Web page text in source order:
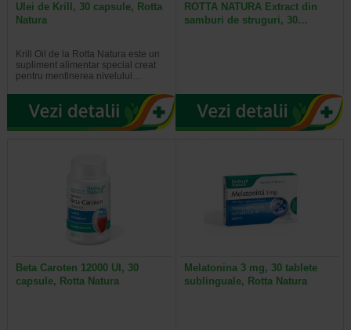
Ulei de Krill, 30 capsule, Rotta
Natura
Krill Oil de la Rotta Natura este un
supliment alimentar special creat
pentru mentinerea nivelului…
ROTTA NATURA Extract din
samburi de struguri, 30…
Beta Caroten 12000 UI, 30
capsule, Rotta Natura
Melatonina 3 mg, 30 tablete
sublinguale, Rotta Natura